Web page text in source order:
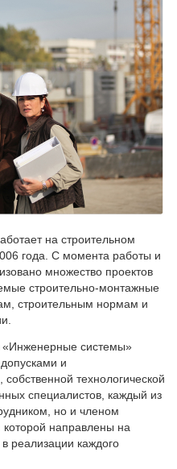
на строительном
года. С момента работы и
множество проектов
строительно-монтажные
строительным нормам и
«Инженерные системы»
и
технологической
специалистов, каждый из
но и членом
направлены на
реализации каждого